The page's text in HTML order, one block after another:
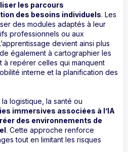
les parcours
des besoins individuels. Les
des modules adaptés à leur
professionnels ou aux
devient ainsi plus
également à cartographier les
à repérer celles qui manquent
interne et la planification des
logistique, la santé ou
immersives associées à l’IA
des environnements de
. Cette approche renforce
tout en limitant les risques